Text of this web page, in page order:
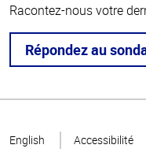
Racontez-nous votre
Répondez au
page
English Accessibilité